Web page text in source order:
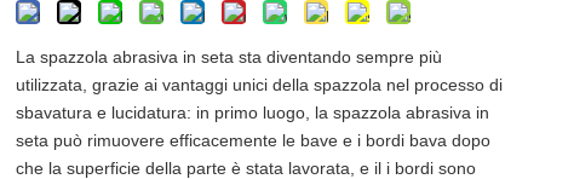
La spazzola abrasiva in seta sta diventando sempre più
utilizzata, grazie ai vantaggi unici della spazzola nel processo di
sbavatura e lucidatura: in primo luogo, la spazzola abrasiva in
seta può rimuovere efficacemente le bave e i bordi bava dopo
che la superficie della parte è stata lavorata, e il i bordi sono